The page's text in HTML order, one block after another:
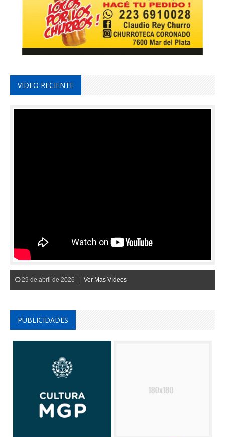
VIDEO RECIENTE
29 de abril de 2026 | Ver Mas Vídeos
PUBLICIDADES